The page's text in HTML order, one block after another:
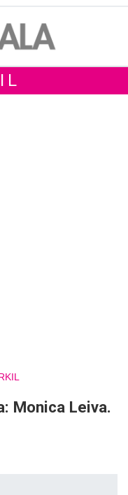
Monica Leiva.